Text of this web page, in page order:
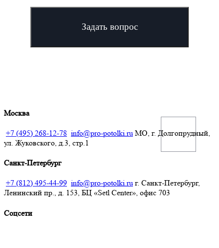
Задать вопрос
Москва
+7 (495) 268-12-78 info@pro-potolki.ru МО, г. Долгопрудный,
ул. Жуковского, д.3, стр.1
Санкт-Петербург
+7 (812) 495-44-99 info@pro-potolki.ru г. Санкт-Петербург,
Ленинский пр., д. 153, БЦ «Setl Center», офис 703
Соцсети